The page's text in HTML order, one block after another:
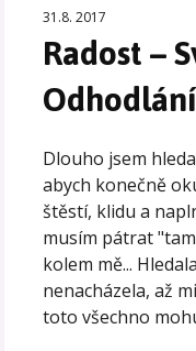
31.8. 2017
Radost –
Odhodlání
Dlouho jsem
abych konečně
štěstí, klidu a
musím pátrat
kolem mě...
nenacházela, až
toto všechno